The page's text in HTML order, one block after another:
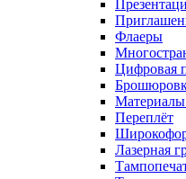
Флаеры
Цифровая
Переплёт
Лазерная